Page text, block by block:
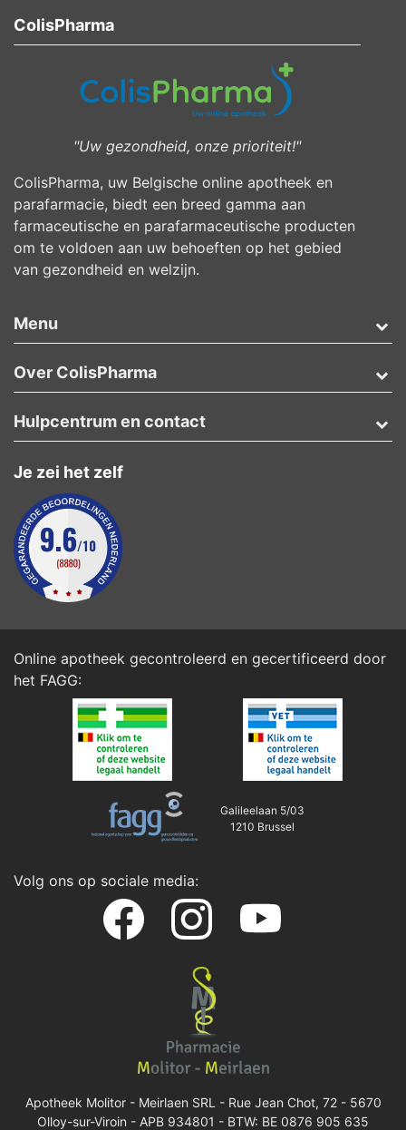
ColisPharma
"Uw gezondheid, onze prioriteit!"
ColisPharma, uw Belgische online apotheek en
parafarmacie, biedt een breed gamma aan
farmaceutische en parafarmaceutische producten
om te voldoen aan uw behoeften op het gebied
van gezondheid en welzijn.
Menu
Over ColisPharma
Je zei het zelf
Hulpcentrum en contact
Online apotheek gecontroleerd en gecertificeerd door
het FAGG:
Galileelaan 5/03
1210 Brussel
Volg ons op sociale media:
Apotheek Molitor - Meirlaen SRL - Rue Jean Chot, 72 - 5670
Olloy-sur-Viroin - APB 934801 - BTW: BE 0876 905 635